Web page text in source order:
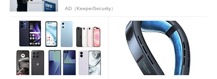
AD（KeeperSecurity）